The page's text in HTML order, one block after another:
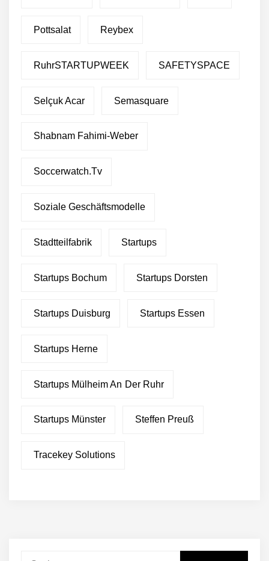
Pottsalat Reybex
RuhrSTARTUPWEEK SAFETYSPACE
Selçuk Acar Semasquare
Shabnam Fahimi-Weber
Soccerwatch.tv
Soziale Geschäftsmodelle
Stadtteilfabrik Startups
Startups Bochum Startups Dorsten
Startups Duisburg Startups Essen
Startups Herne
Startups Mülheim An Der Ruhr
Startups Münster Steffen Preuß
Tracekey Solutions